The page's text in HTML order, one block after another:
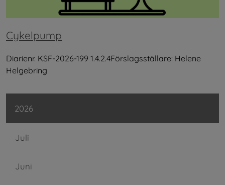
Cykelpump
Diarienr. KSF-2026-199 1.4.2.4Förslagsställare: Helene
Helgebring
2026
Juli
Juni